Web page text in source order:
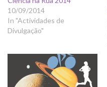
10/09/2014
In "Actividades de
Divulgação"